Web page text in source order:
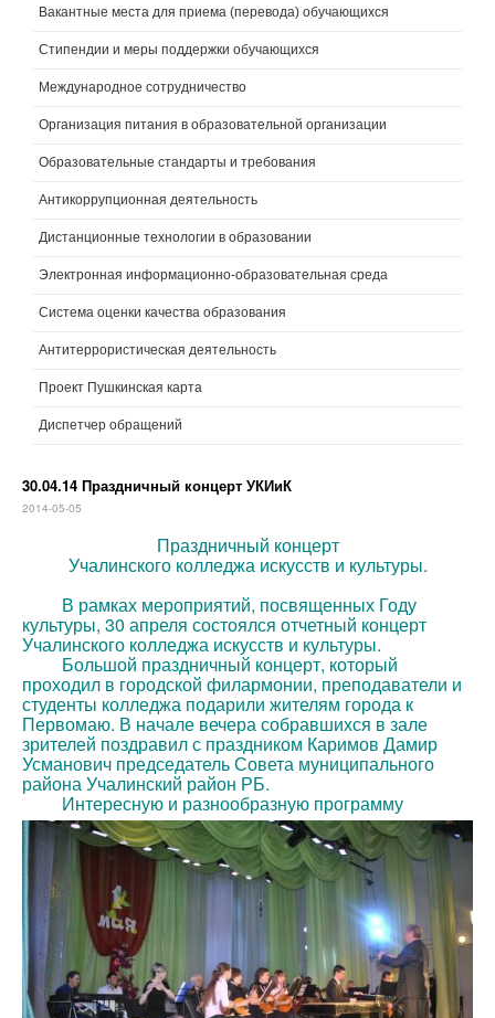
Вакантные места для приема (перевода) обучающихся
Стипендии и меры поддержки обучающихся
Международное сотрудничество
Организация питания в образовательной организации
Образовательные стандарты и требования
Антикоррупционная деятельность
Дистанционные технологии в образовании
Электронная информационно-образовательная среда
Система оценки качества образования
Антитеррористическая деятельность
Проект Пушкинская карта
Диспетчер обращений
30.04.14 Праздничный концерт УКИиК
2014-05-05
Праздничный концерт
Учалинского колледжа искусств и культуры.
В рамках мероприятий, посвященных Году
культуры, 30 апреля состоялся отчетный концерт
Учалинского колледжа искусств и культуры.
Большой праздничный концерт, который
проходил в городской филармонии, преподаватели и
студенты колледжа подарили жителям города к
Первомаю. В начале вечера собравшихся в зале
зрителей поздравил с праздником Каримов Дамир
Усманович председатель Совета муниципального
района Учалинский район РБ.
Интересную и разнообразную программу